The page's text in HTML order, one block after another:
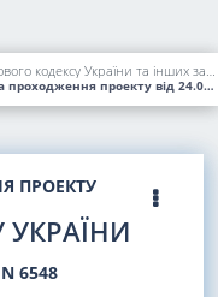
Про внесення змін до Податкового кодексу України та інших законодавчих актів щодо зменшення навантаження на фонд оплати праці
проходження проекту від 24.01.2022
ПРОЕКТУ
УКРАЇНИ
6548